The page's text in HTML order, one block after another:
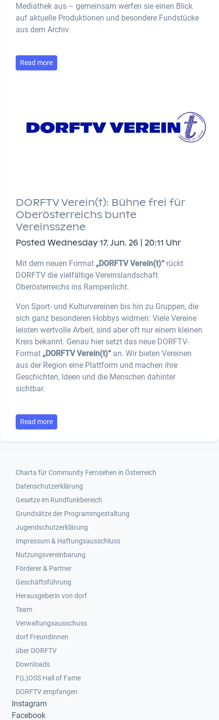
Mediathek aus – gemeinsam werfen sie einen Blick
auf aktuelle Produktionen und besondere Fundstücke
aus dem Archiv.
Read more
DORFTV Verein(t): Bühne frei für
Oberösterreichs bunte
Vereinsszene
Posted Wednesday 17. Jun. 26 | 20:11 Uhr
Mit dem neuen Format „DORFTV Verein(t)“rückt
DORFTV die vielfältige Vereinslandschaft
Oberösterreichs ins Rampenlicht.
Von Sport- und Kulturvereinen bis hin zu Gruppen, die
sich ganz besonderen Hobbys widmen: Viele Vereine
leisten wertvolle Arbeit, sind aber oft nur einem kleinen
Kreis bekannt. Genau hier setzt das neue DORFTV-
Format „DORFTV Verein(t)“an. Wir bieten Vereinen
aus der Region eine Plattform und machen ihre
Geschichten, Ideen und die Menschen dahinter
sichtbar.
Read more
Footer 1
Charta für Community Fernsehen in Österreich
Datenschutzerklärung
Gesetze im Rundfunkbereich
Grundsätze der Programmgestaltung
Jugendschutzerklärung
Impressum & Haftungsausschluss
Nutzungsvereinbarung
Footer 2
Förderer & Partner
Geschäftsführung
Herausgeberin von dorf
Team
Verwaltungsausschuss
dorf FreundInnen
Footer 3
über DORFTV
Downloads
F(L)OSS Hall of Fame
Footer 4
DORFTV empfangen
Instagram
Facebook